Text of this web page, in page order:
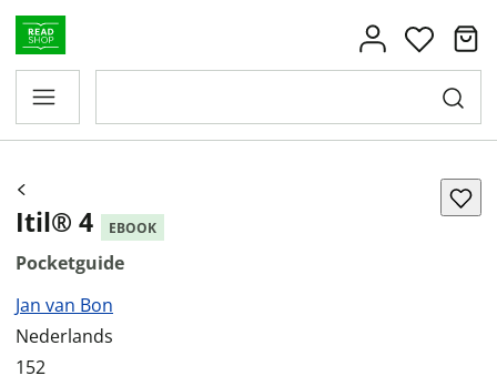
Itil® 4 EBOOK
Pocketguide
Jan van Bon
Nederlands
152